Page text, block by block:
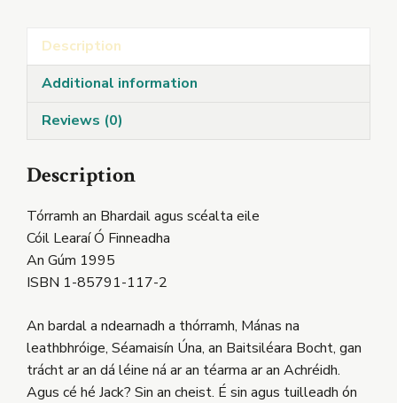
quantity
Description
Additional information
Reviews (0)
Description
Tórramh an Bhardail agus scéalta eile
Cóil Learaí Ó Finneadha
An Gúm 1995
ISBN 1-85791-117-2
An bardal a ndearnadh a thórramh, Mánas na
leathbhróige, Séamaisín Úna, an Baitsiléara Bocht, gan
trácht ar an dá léine ná ar an téarma ar an Achréidh.
Agus cé hé Jack? Sin an cheist. É sin agus tuilleadh ón